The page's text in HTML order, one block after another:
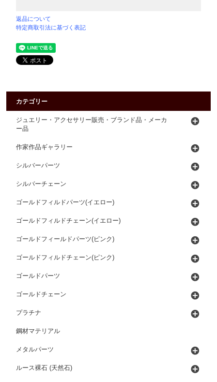
返品について
特定商取引法に基づく表記
カテゴリー
ジュエリー・アクセサリー販売・ブランド品・メーカ
ー品
作家作品ギャラリー
シルバーパーツ
シルバーチェーン
ゴールドフィルドパーツ(イエロー)
ゴールドフィルドチェーン(イエロー)
ゴールドフィールドパーツ(ピンク)
ゴールドフィルドチェーン(ピンク)
ゴールドパーツ
ゴールドチェーン
プラチナ
鋼材マテリアル
メタルパーツ
ルース裸石 (天然石)